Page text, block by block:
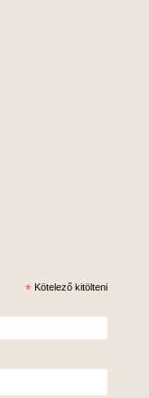
* Kötelező kitölteni